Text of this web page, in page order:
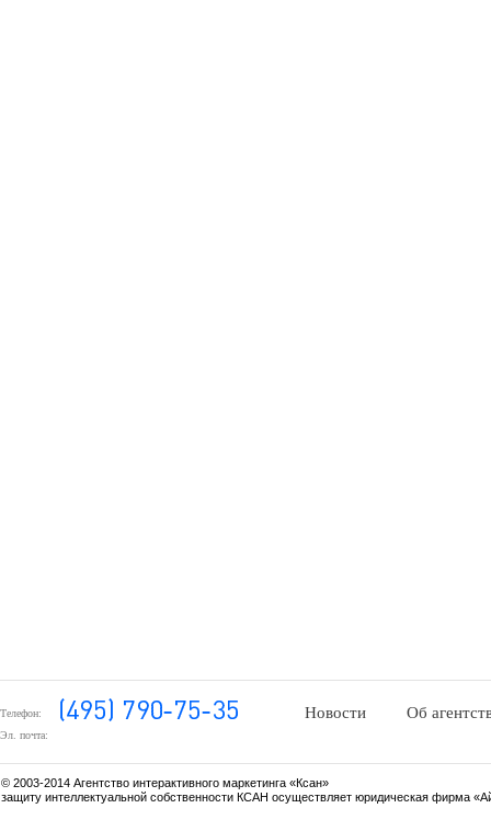
Телефон:
Эл. почта:
Новости Об
© 2003-2014 Агентство интерактивного маркетинга «Ксан»
защиту интеллектуальной собственности КСАН осуществляет юридическая фирма